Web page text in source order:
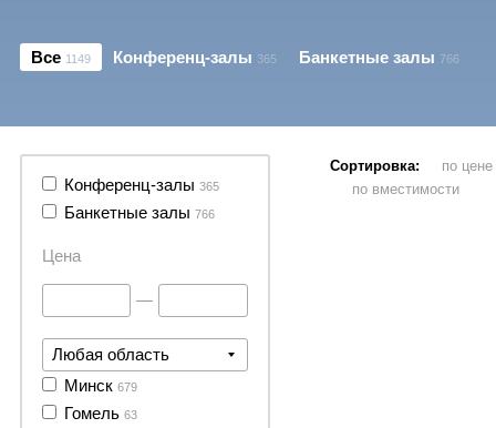
Все 1149 Конференц-залы 365 Банкетные залы 766
Конференц-залы 365
Банкетные залы 766
Цена
—
Любая область
Минск 679
Гомель 63
Сортировка:
по цене
по вместимости